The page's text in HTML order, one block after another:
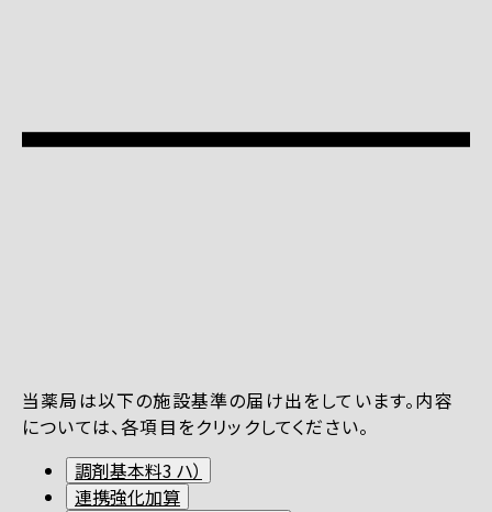
当薬局は以下の施設基準の届け出をしています。内容
については、各項目をクリックしてください。
調剤基本料3 ハ）
連携強化加算